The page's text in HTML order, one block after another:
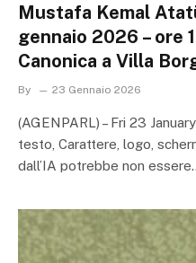
Mustafa Kemal
gennaio 2026 – ore
Canonica a Villa
By 23 Gennaio 2026
(AGENPARL) – Fri 23
testo, Carattere, logo,
dall’IA potrebbe non